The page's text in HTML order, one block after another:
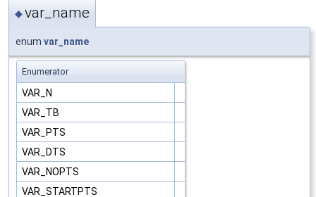
◆var_name
enum var_name
Enumerator
VAR_N
VAR_TB
VAR_PTS
VAR_DTS
VAR_NOPTS
VAR_STARTPTS